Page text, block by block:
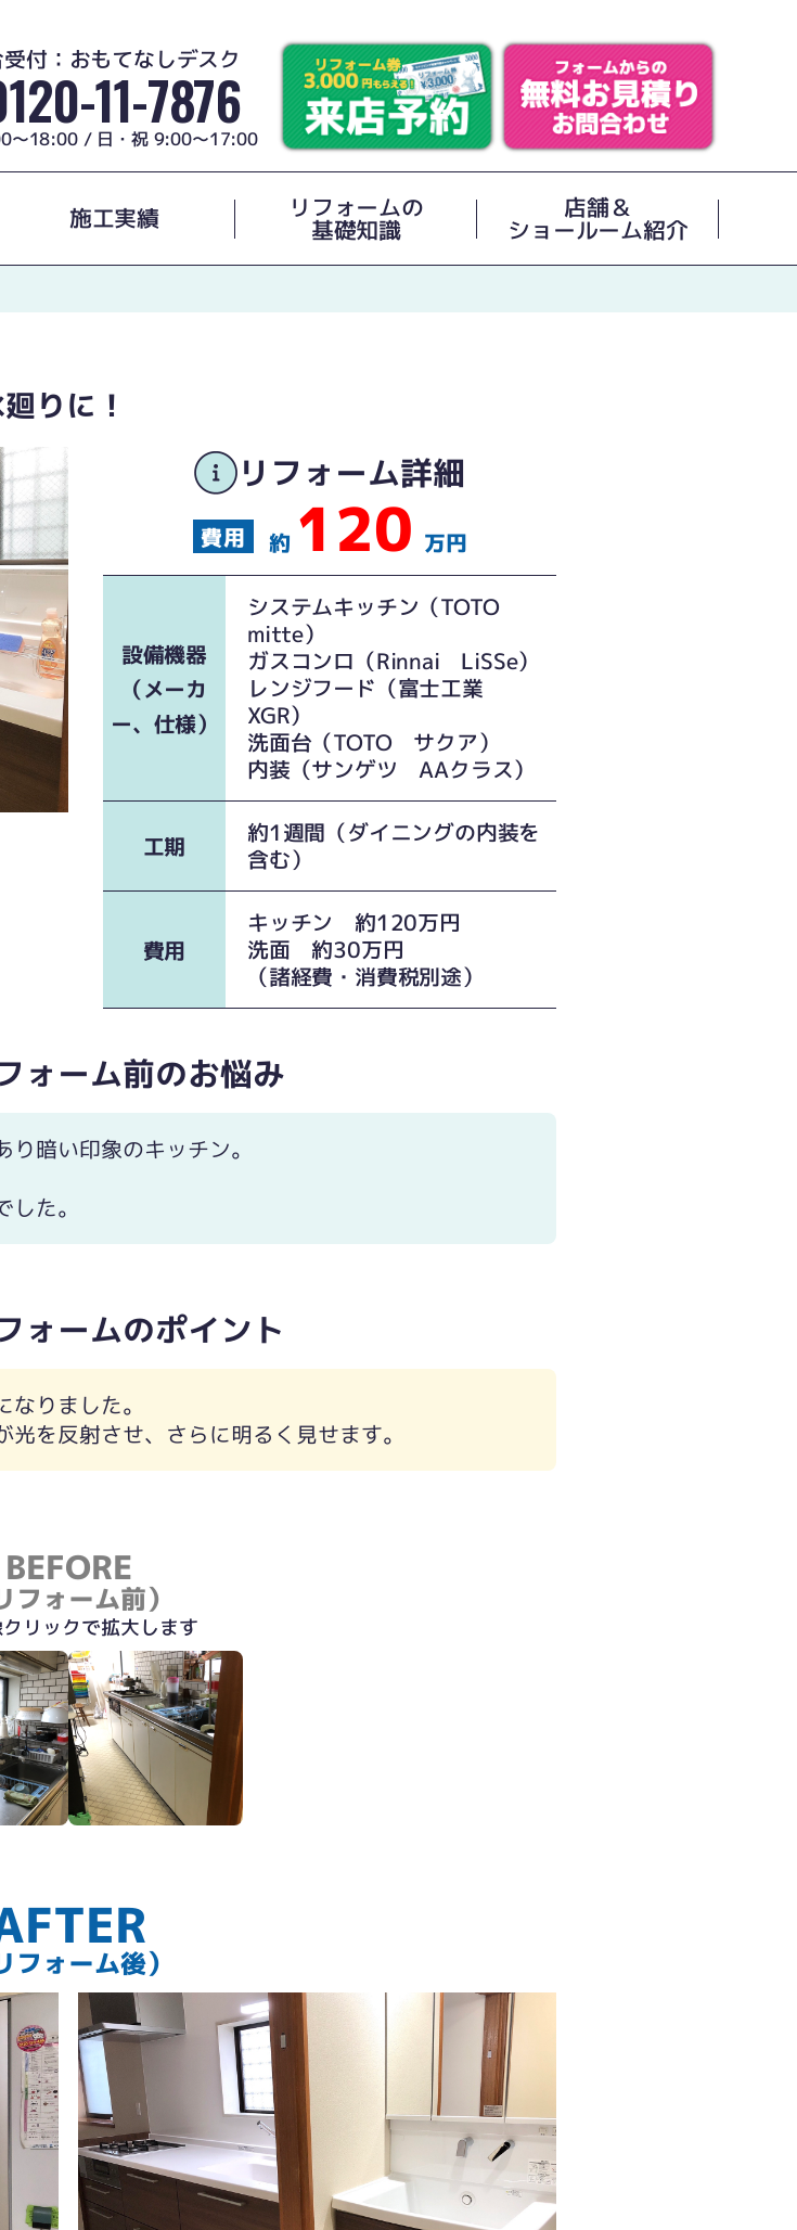
付：おもてなしデスク
11-7876
～18:00 / 日・祝 9:00～17:00
施工実績 リフォームの
基礎知識
店舗＆
ショールーム紹介
りに！
リフォーム詳細
約 120 万円
設備機器
（メーカ
ー、仕様）
システムキッチン（TOTO
mitte）
ガスコンロ（Rinnai LiSSe）
レンジフード（富士工業
XGR）
洗面台（TOTO サクア）
内装（サンゲツ AAクラス）
工期
約1週間（ダイニングの内装を
含む）
費用
キッチン 約120万円
洗面 約30万円
（諸経費・消費税別途）
ォーム前のお悩み
暗い印象のキッチン。
た。
ォームのポイント
りました。
を反射させ、さらに明るく見せます。
BEFORE
フォーム前）
リックで拡大します
フォーム後）